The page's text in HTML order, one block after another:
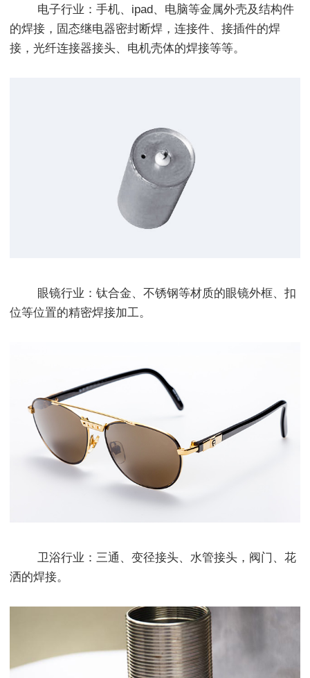
电子行业：手机、ipad、电脑等金属外壳及结构件
的焊接，固态继电器密封断焊，连接件、接插件的焊
接，光纤连接器接头、电机壳体的焊接等等。
眼镜行业：钛合金、不锈钢等材质的眼镜外框、扣
位等位置的精密焊接加工。
卫浴行业：三通、变径接头、水管接头，阀门、花
洒的焊接。